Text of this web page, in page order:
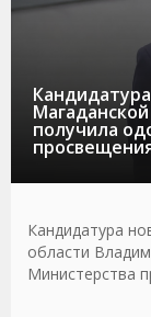
получила
Кандидатура
области
Министерства